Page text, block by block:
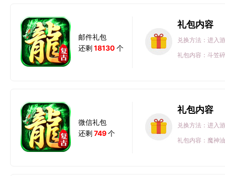
邮件礼包
还剩18130 个
礼包内容
兑换方法：进入
礼包内容：斗笠
微信礼包
还剩749个
礼包内容
兑换方法：进入
礼包内容：魔神